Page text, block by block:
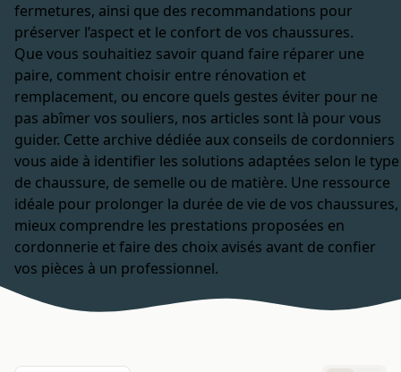
fermetures, ainsi que des recommandations pour
préserver l’aspect et le confort de vos chaussures.
Que vous souhaitiez savoir quand faire réparer une
paire, comment choisir entre rénovation et
remplacement, ou encore quels gestes éviter pour ne
pas abîmer vos souliers, nos articles sont là pour vous
guider. Cette archive dédiée aux conseils de cordonniers
vous aide à identifier les solutions adaptées selon le type
de chaussure, de semelle ou de matière. Une ressource
idéale pour prolonger la durée de vie de vos chaussures,
mieux comprendre les prestations proposées en
cordonnerie et faire des choix avisés avant de confier
vos pièces à un professionnel.